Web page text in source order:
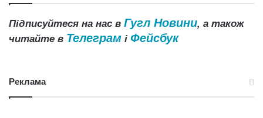
Підписуйтеся на нас в Гугл Новини, а також
читайте в Телеграм і Фейсбук
Реклама